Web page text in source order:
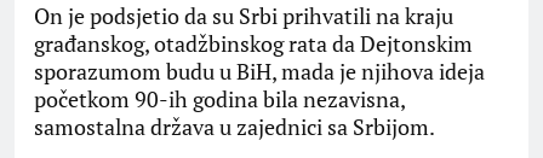
On je podsjetio da su Srbi prihvatili na kraju
građanskog, otadžbinskog rata da Dejtonskim
sporazumom budu u BiH, mada je njihova ideja
početkom 90-ih godina bila nezavisna,
samostalna država u zajednici sa Srbijom.